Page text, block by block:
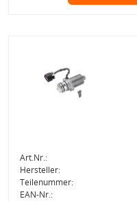
Art.Nr.:
Hersteller:
Teilenummer:
EAN-Nr.: